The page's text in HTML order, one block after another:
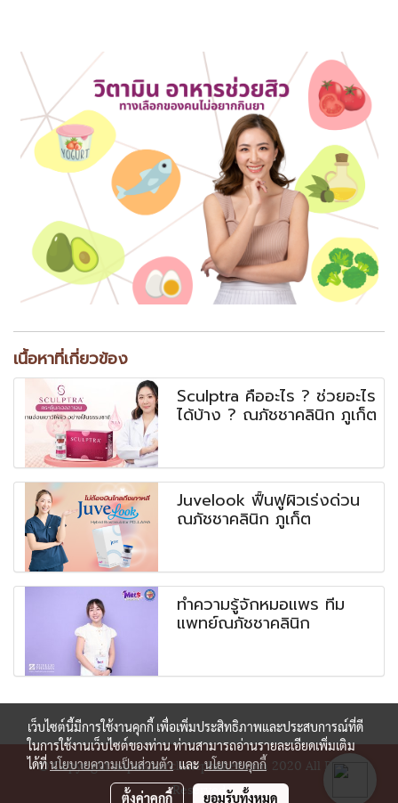
เนื้อหาที่เกี่ยวข้อง
Sculptra คืออะไร ? ช่วยอะไร
ได้บ้าง ? ณภัชชาคลินิก ภูเก็ต
Juvelook ฟื้นฟูผิวเร่งด่วน
ณภัชชาคลินิก ภูเก็ต
ทำความรู้จักหมอแพร ทีม
แพทย์ณภัชชาคลินิก
© Copyright napatcharclinicphuket.com 2020 All Rights
Reserved
เว็บไซต์นี้มีการใช้งานคุกกี้ เพื่อเพิ่มประสิทธิภาพและประสบการณ์ที่ดี
ในการใช้งานเว็บไซต์ของท่าน ท่านสามารถอ่านรายละเอียดเพิ่มเติม
ได้ที่นโยบายความเป็นส่วนตัวและนโยบายคุกกี้
ตั้งค่าคุกกี้ ยอมรับทั้งหมด